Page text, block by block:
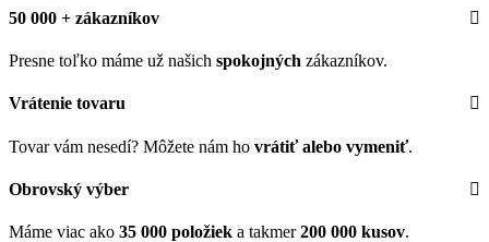
50 000 + zákazníkov
Presne toľko máme už našich spokojných zákazníkov.
Vrátenie tovaru
Tovar vám nesedí? Môžete nám ho vrátiť alebo vymeniť.
Obrovský výber
Máme viac ako 35 000 položiek a takmer200 000 kusov.